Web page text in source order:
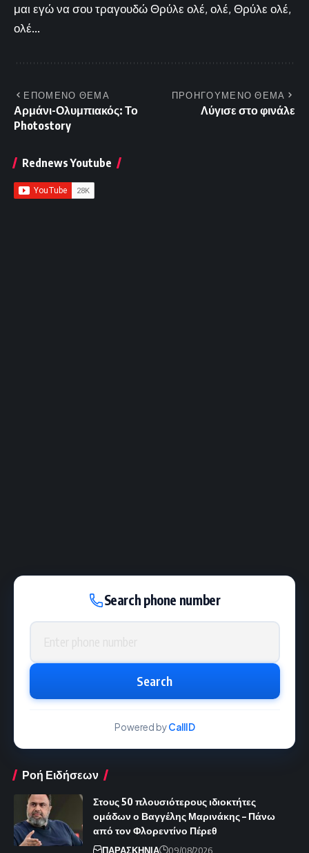
μαι εγώ να σου τραγουδώ Θρύλε ολέ, ολέ, Θρύλε ολέ,
ολέ...
ΕΠΟΜΕΝΟ ΘΕΜΑ
Αρμάνι-Ολυμπιακός: Το
Photostory
ΠΡΟΗΓΟΥΜΕΝΟ ΘΕΜΑ
Λύγισε στο φινάλε
Rednews Youtube
Search phone number
Phone number
Search
Powered byCallID
Ροή Ειδήσεων
Στους 50 πλουσιότερους ιδιοκτήτες
ομάδων ο Βαγγέλης Μαρινάκης – Πάνω
από τον Φλορεντίνο Πέρεθ
ΠΑΡΑΣΚΗΝΙΑ 09/08/2026